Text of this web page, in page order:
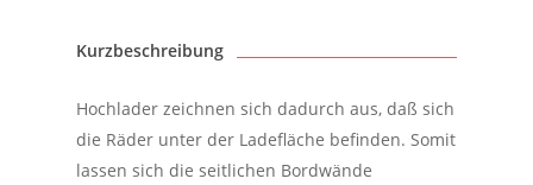
Kurzbeschreibung
Hochlader zeichnen sich dadurch aus, daß sich
die Räder unter der Ladefläche befinden. Somit
lassen sich die seitlichen Bordwände